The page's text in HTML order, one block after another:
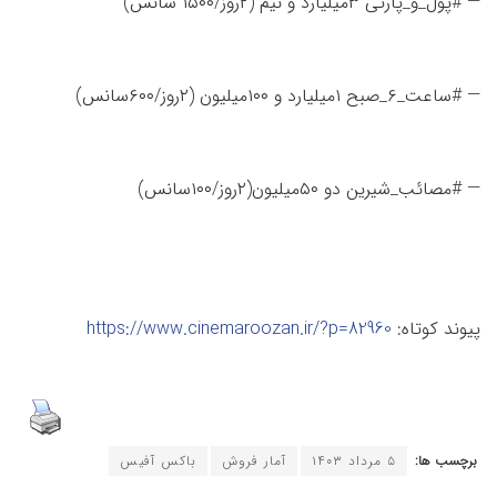
— #ساعت_۶_صبح ۱میلیارد و ۱۰۰میلیون (۲روز/۶۰۰سانس)
— #مصائب_شیرین دو ۵۰میلیون(۲روز/۱۰۰سانس)
پیوند کوتاه: https://www.cinemaroozan.ir/?p=82960
برچسب ها: ۵ مرداد ۱۴۰۳ آمار فروش
باکس آفیس